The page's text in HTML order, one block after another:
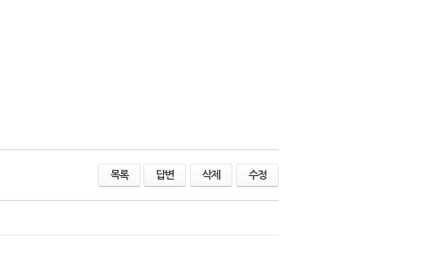
목록 답변 삭제 수정